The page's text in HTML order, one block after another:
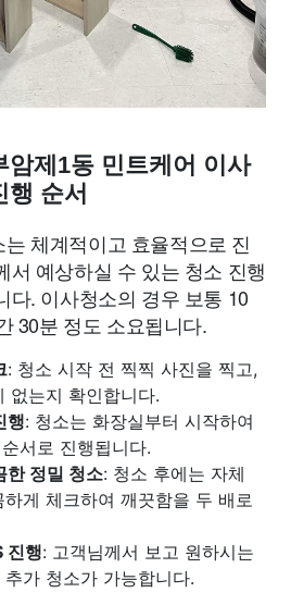
암제1동 민트케어 이사
행 순서
체계적이고 효율적으로 진
서 예상하실 수 있는 청소 진행
다. 이사청소의 경우 보통 10
30분 정도 소요됩니다.
: 청소 시작 전 찍찍 사진을 찍고,
없는지 확인합니다.
행: 청소는 화장실부터 시작하여
서로 진행됩니다.
한 정밀 청소: 청소 후에는 자체
게 체크하여 깨끗함을 두 배로
진행: 고객님께서 보고 원하시는
가 청소가 가능합니다.